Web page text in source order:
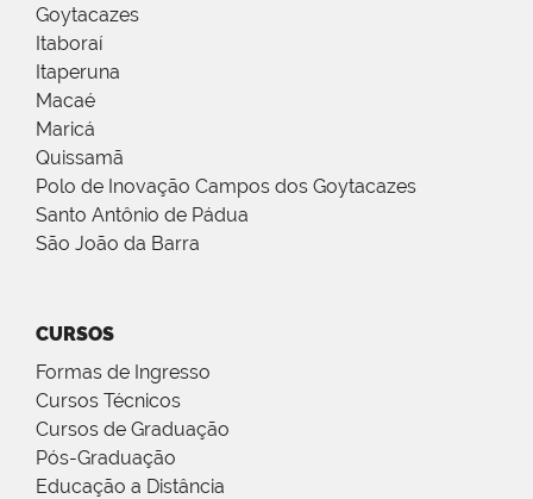
Goytacazes
Itaboraí
Itaperuna
Macaé
Maricá
Quissamã
Polo de Inovação Campos dos Goytacazes
Santo Antônio de Pádua
São João da Barra
CURSOS
Formas de Ingresso
Cursos Técnicos
Cursos de Graduação
Pós-Graduação
Educação a Distância